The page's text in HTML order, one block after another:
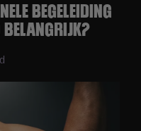
BEGELEIDING